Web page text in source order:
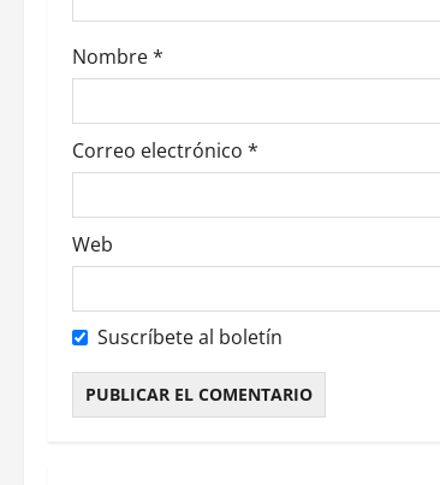
e
n
t
r
a
d
a
s
Nombre*
Correo electrónico *
Web
Suscríbete al boletín